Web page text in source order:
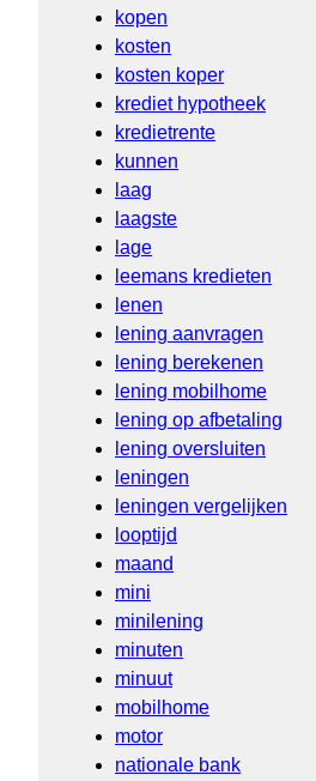
kopen
kosten
kosten koper
krediet hypotheek
kredietrente
kunnen
laag
laagste
lage
leemans kredieten
lenen
lening aanvragen
lening berekenen
lening mobilhome
lening op afbetaling
lening oversluiten
leningen
leningen vergelijken
looptijd
maand
mini
minilening
minuten
minuut
mobilhome
motor
nationale bank